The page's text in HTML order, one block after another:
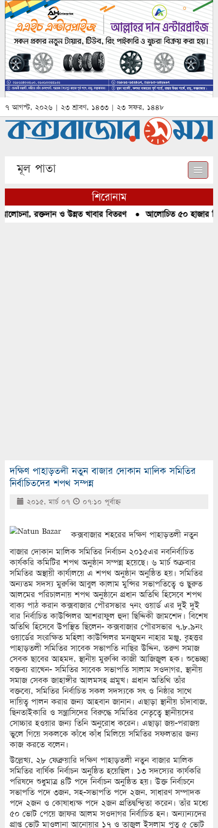
৭ আগস্ট, ২০২৬ | ২৩ শ্রাবণ, ১৪৩৩ | ২৩ সফর, ১৪৪৮
মূল পাতা
শিরোনাম
রক্তদান ও উন্নত খাবার বিতরণ●আলোচিত ৫০ হাজার পিস
দক্ষিণ পাহাড়তলী নতুন বাজার দোকান মালিক সমিতির
নির্বাচিতদের শপথ সম্পন্ন
২০১৫, মার্চ ০৭ ০৭:১০ পূর্বাহ্ণ
কক্সবাজার শহরের দক্ষিণ পাহাড়তলী নতুন
বাজার দোকান মালিক সমিতির নির্বাচন ২০১৫এর নবনির্বাচিত
কার্যকরি কমিটির শপথ অনুষ্ঠান সম্পন্ন হয়েছে। ৬ মার্চ শুক্রবার
সমিতির অস্থায়ী কার্যালয়ে এ শপথ অনুষ্ঠান অনুষ্ঠিত হয়। সমিতির
অন্যতম সদস্য মুরুব্বি আবুল কালাম মুন্সির সভাপতিত্বে ও ছুরুত
আলমের পরিচালনায় শপথ অনুষ্ঠানে প্রধান অতিথি হিসেবে শপথ
বাক্য পাঠ করান কক্সবাজার পৌরসভার ৭নং ওয়ার্ড এর দুই দুই
বার নির্বাচিত কাউন্সিলর আশরাফুল হুদা ছিদ্দিকী জামশেদ। বিশেষ
অতিথি হিসেবে উপস্থিত ছিলেন- কক্সবাজার পৌরসভার ৭,৮,৯নং
ওয়ার্ডের সংরক্ষিত মহিলা কাউন্সিলর মনজুমন নাহার মঞ্জু, বৃহত্তর
পাহাড়তলী সমিতির সাবেক সভাপতি নাছির উদ্দিন, তরুণ সমাজ
সেবক ছাবের আহমদ, স্থানীয় মুরুব্বি কাজী আজিজুল হক। শুভেচ্ছা
বক্তব্য রাখেন- সমিতির সাবেক সভাপতি সালাম সওদাগর, স্থানীয়
সমাজ সেবক জাহাঙ্গীর আলমসহ প্রমুখ। প্রধান অতিথি তাঁর
বক্তব্যে, সমিতির নির্বাচিত সকল সদস্যকে সৎ ও নিষ্ঠার সাথে
দায়িত্ব পালন করার জন্য আহবান জানান। এছাড়া স্থানীয় চাঁদাবাজ,
ছিনতাইকারি ও সন্ত্রাসিদের বিরুদ্ধে সমিতির নেতৃত্বে স্থানীয়দের
সোচ্চার হওয়ার জন্য তিনি অনুরোধ করেন। এছাড়া জয়-পরাজয়
ভুলে গিয়ে সকলকে কাঁধে কাঁধ মিলিয়ে সমিতির সফলতার জন্য
কাজ করতে বলেন।
উল্লেখ্য, ২৮ ফেব্রুয়ারি দক্ষিণ পাহাড়তলী নতুন বাজার মালিক
সমিতির বার্ষিক নির্বাচন অনুষ্ঠিত হয়েছিল। ১৩ সদস্যের কার্যকরি
পরিষদে শুধুমাত্র ৪টি পদে নির্বাচন অনুষ্ঠিত হয়। উক্ত নির্বাচনে
সভাপতি পদে ৩জন, সহ-সভাপতি পদে ২জন, সাধারণ সম্পাদক
পদে ২জন ও কোষাধ্যক্ষ পদে ২জন প্রতিদ্বন্দ্বিতা করেন। তাঁর মধ্যে
৫০ ভোট পেয়ে জাফর আলম সওদাগর নির্বাচিত হন। অন্যান্যদের
প্রাপ্ত ভোট মাওলানা আনোয়ার ১৭ ও তাজুল ইসলাম পুতু ৫ ভোট